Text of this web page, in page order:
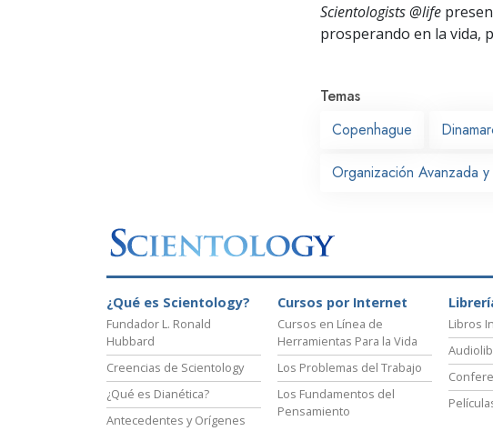
Scientologists @life
prosperando en la vida,
Temas
Copenhague
Organización Avanzada
¿Qué es Scientology?
Fundador L. Ronald
Hubbard
Creencias de Scientology
¿Qué es Dianética?
Antecedentes y Orígenes
Cursos por Internet
Cursos en Línea de
Herramientas Para la Vida
Los Problemas del Trabajo
Los Fundamentos del
Pensamiento
Libros